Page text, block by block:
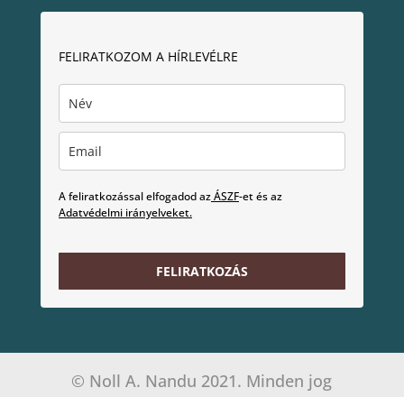
FELIRATKOZOM A HÍRLEVÉLRE
A feliratkozással elfogadod azÁSZF-et és az
Adatvédelmi irányelveket.
FELIRATKOZÁS
© Noll A. Nandu 2021. Minden jog